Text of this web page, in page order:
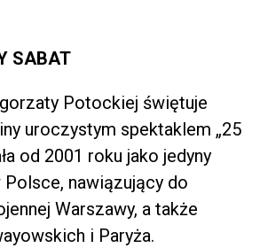
SABAT
Potockiej świętuje
uroczystym spektaklem „25
od 2001 roku jako jedyny
nawiązujący do
Warszawy, a także
i Paryża.